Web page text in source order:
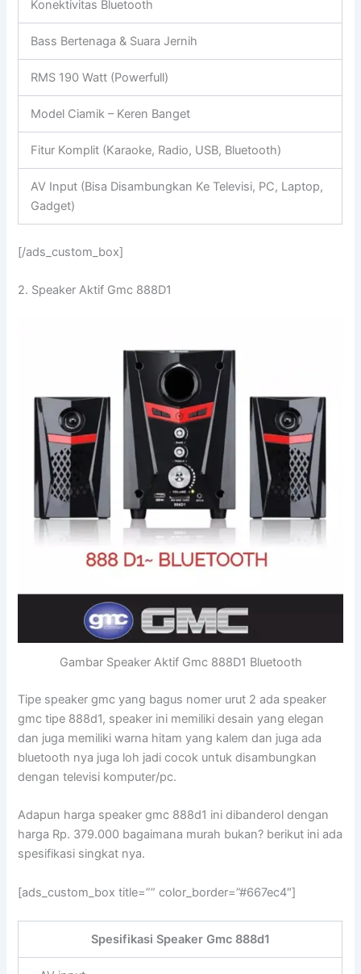
Konektivitas Bluetooth
Bass Bertenaga & Suara Jernih
RMS 190 Watt (Powerfull)
Model Ciamik – Keren Banget
Fitur Komplit (Karaoke, Radio, USB, Bluetooth)
AV Input (Bisa Disambungkan Ke Televisi, PC, Laptop,
Gadget)
[/ads_custom_box]
2. Speaker Aktif Gmc 888D1
Gambar Speaker Aktif Gmc 888D1 Bluetooth
Tipe speaker gmc yang bagus nomer urut 2 ada speaker
gmc tipe 888d1, speaker ini memiliki desain yang elegan
dan juga memiliki warna hitam yang kalem dan juga ada
bluetooth nya juga loh jadi cocok untuk disambungkan
dengan televisi komputer/pc.
Adapun harga speaker gmc 888d1 ini dibanderol dengan
harga Rp. 379.000 bagaimana murah bukan? berikut ini ada
spesifikasi singkat nya.
[ads_custom_box title=”” color_border=”#667ec4″]
Spesifikasi Speaker Gmc 888d1